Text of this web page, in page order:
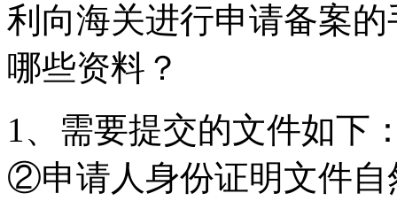
利向海关进行申请备案
哪些资料？
1、需要提交的文件如下
②申请人身份证明文件自